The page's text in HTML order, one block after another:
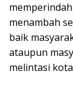
menambah
baik
ataupun
melintasi